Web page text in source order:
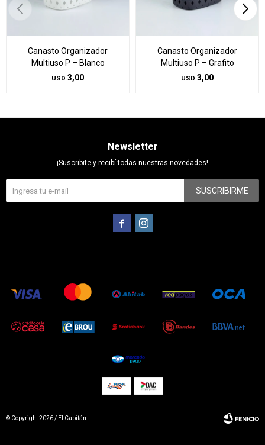
Canasto Organizador
Multiuso P – Blanco
USD 3,00
Canasto Organizador
Multiuso P – Grafito
USD 3,00
Newsletter
¡Suscribite y recibí todas nuestras novedades!
SUSCRIBIRME
 
© Copyright 2026 / El Capitán